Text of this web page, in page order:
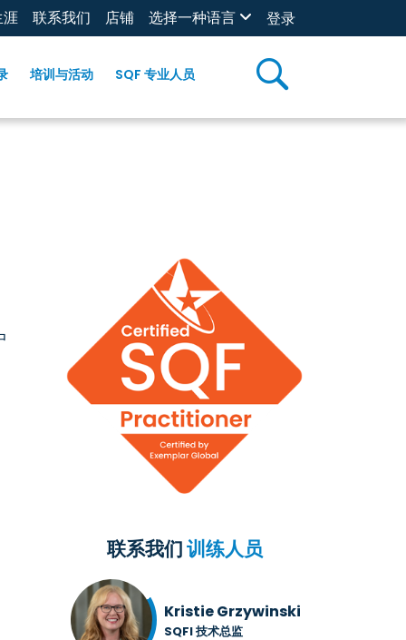
联系我们 店铺 选择一种语言 登录
培训与活动 SQF 专业人员
联系我们训练人员
Kristie Grzywinski
SQFI 技术总监